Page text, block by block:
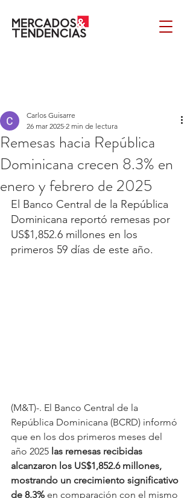
Remesas hacia República
Dominicana crecen 8.3% en
enero y febrero de 2025
Carlos Guisarre
26 mar 2025 2 min de lectura
El Banco Central de la República
Dominicana reportó remesas por
US$1,852.6 millones en los
primeros 59 días de este año.
(M&T)-. El Banco Central de la
República Dominicana (BCRD) informó
que en los dos primeros meses del
año 2025 las remesas recibidas
alcanzaron los US$1,852.6 millones,
mostrando un crecimiento significativo
de 8.3% en comparación con el mismo